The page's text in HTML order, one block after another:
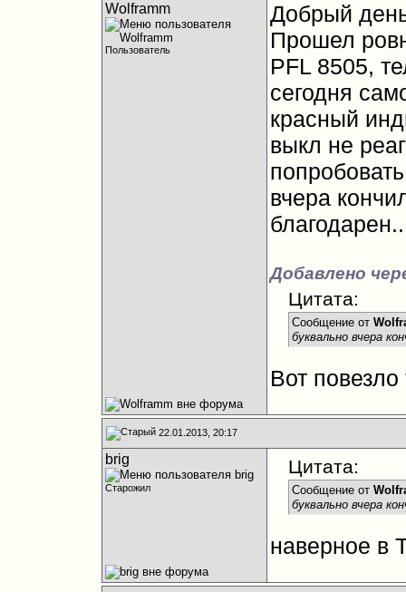
Wolframm
Пользователь
Добрый
Прошел
PFL 8505,
сегодня
красный
выкл не
вчера
благодарен..
Добавлено
Цитата:
Сообщение от
буквально вчера
Вот повезло
22.01.2013, 20:17
brig
Старожил
Цитата:
Сообщение от
буквально вчера
наверное в